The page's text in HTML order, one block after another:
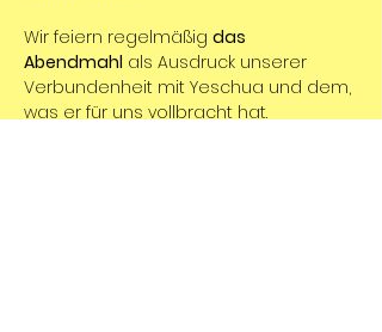
Wir feiern regelmäßig das
Abendmahl als Ausdruck unserer
Verbundenheit mit Yeschua und dem,
was er für uns vollbracht hat.